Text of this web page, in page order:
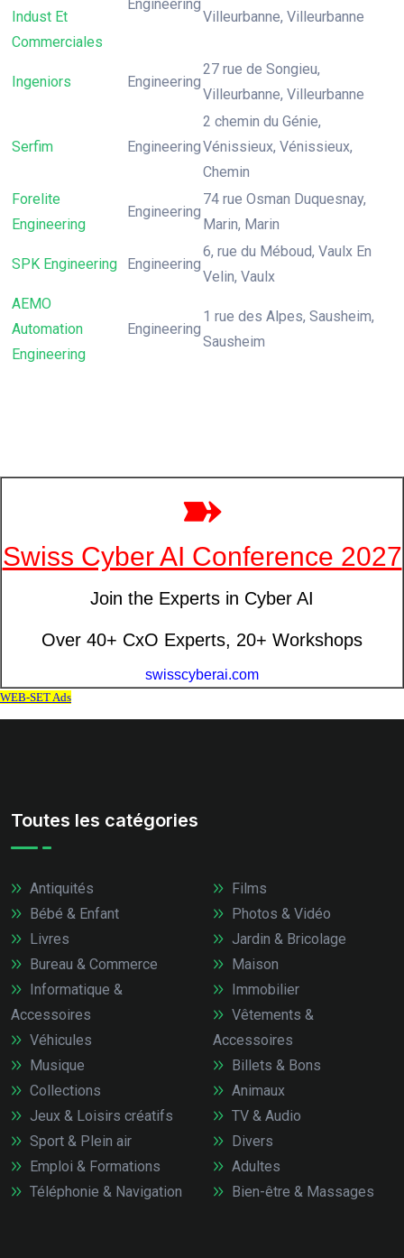
Indust Et
Commerciales
Engineering
Villeurbanne, Villeurbanne
Ingeniors Engineering
27 rue de Songieu,
Villeurbanne, Villeurbanne
Serfim Engineering
2 chemin du Génie,
Vénissieux, Vénissieux,
Chemin
Forelite
Engineering
Engineering
74 rue Osman Duquesnay,
Marin, Marin
SPK Engineering Engineering
6, rue du Méboud, Vaulx En
Velin, Vaulx
AEMO
Automation
Engineering
Engineering
1 rue des Alpes, Sausheim,
Sausheim
Toutes les catégories
Antiquités
Bébé & Enfant
Livres
Bureau & Commerce
Informatique &
Accessoires
Véhicules
Films
Photos & Vidéo
Jardin & Bricolage
Maison
Immobilier
Vêtements &
Accessoires
Musique
Collections
Jeux & Loisirs créatifs
Sport & Plein air
Emploi & Formations
Téléphonie & Navigation
Billets & Bons
Animaux
TV & Audio
Divers
Adultes
Bien-être & Massages